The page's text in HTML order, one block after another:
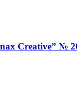
Creative” №